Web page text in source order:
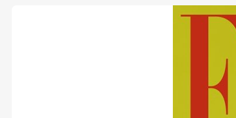
Marianne
Knihy